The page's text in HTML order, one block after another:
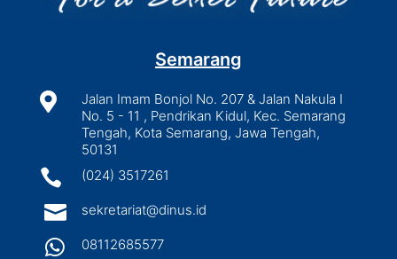
Semarang

Jalan Imam Bonjol No. 207 & Jalan Nakula I
No. 5 - 11 , Pendrikan Kidul, Kec. Semarang
Tengah, Kota Semarang, Jawa Tengah,
50131
 (024) 3517261
 sekretariat@dinus.id
 08112685577